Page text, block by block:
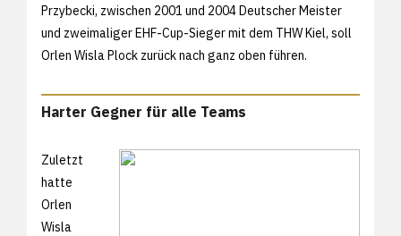
Przybecki, zwischen 2001 und 2004 Deutscher Meister
und zweimaliger EHF-Cup-Sieger mit dem THW Kiel, soll
Orlen Wisla Plock zurück nach ganz oben führen.
Harter Gegner für alle Teams
Zuletzt
hatte
Orlen
Wisla